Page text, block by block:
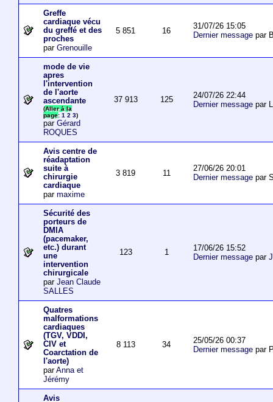
Greffe
cardiaque vécu
du greffé et des
proches
par Grenouille
5 851 16
31/07/26 15:05
Dernier messagepar
mode de vie
apres
l'intervention
de l'aorte
ascendante
(Aller à la
page: 1 2 3)
par Gérard
ROQUES
37 913 125
24/07/26 22:44
Dernier messagepar
Avis centre de
réadaptation
suite à
chirurgie
cardiaque
par maxime
3 819 11
27/06/26 20:01
Dernier messagepar
Sécurité des
porteurs de
DMIA
(pacemaker,
etc.) durant
une
intervention
chirurgicale
par Jean Claude
SALLES
123 1
17/06/26 15:52
Dernier messagepar
Quatres
malformations
cardiaques
(TGV, VDDI,
CIV et
Coarctation de
l'aorte)
parAnna et
Jérémy
8 113 34
25/05/26 00:37
Dernier messagepar
Avis